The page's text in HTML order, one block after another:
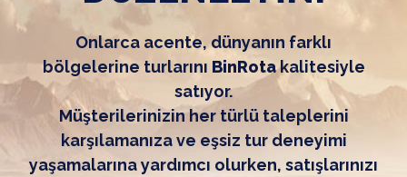
Onlarca acente, dünyanın farklı
bölgelerine turlarını BinRotakalitesiyle
satıyor.
Müşterilerinizin her türlü taleplerini
karşılamanıza ve eşsiz tur deneyimi
yaşamalarına yardımcı olurken, satışlarınızı